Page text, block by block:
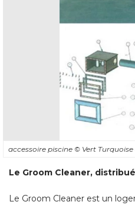
accessoire piscine © Vert Turquoise
Le Groom Cleaner,
Le Groom Cleaner est un